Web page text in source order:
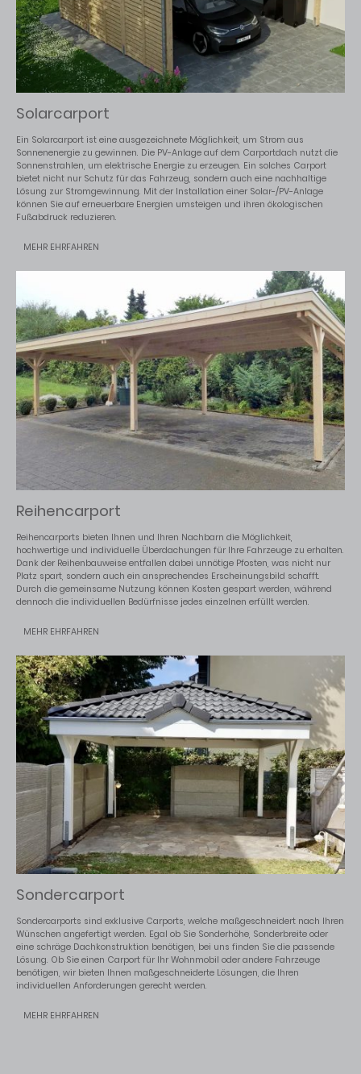
Solarcarport
Ein Solarcarport ist eine ausgezeichnete Möglichkeit, um Strom aus
Sonnenenergie zu gewinnen. Die PV-Anlage auf dem Carportdach nutzt die
Sonnenstrahlen, um elektrische Energie zu erzeugen. Ein solches Carport
bietet nicht nur Schutz für das Fahrzeug, sondern auch eine nachhaltige
Lösung zur Stromgewinnung. Mit der Installation einer Solar-/PV-Anlage
können Sie auf erneuerbare Energien umsteigen und ihren ökologischen
Fußabdruck reduzieren.
MEHR EHRFAHREN
Reihencarport
Reihencarports bieten Ihnen und Ihren Nachbarn die Möglichkeit,
hochwertige und individuelle Überdachungen für Ihre Fahrzeuge zu erhalten.
Dank der Reihenbauweise entfallen dabei unnötige Pfosten, was nicht nur
Platz spart, sondern auch ein ansprechendes Erscheinungsbild schafft.
Durch die gemeinsame Nutzung können Kosten gespart werden, während
dennoch die individuellen Bedürfnisse jedes einzelnen erfüllt werden.
MEHR EHRFAHREN
Sondercarport
Sondercarports sind exklusive Carports, welche maßgeschneidert nach Ihren
Wünschen angefertigt werden. Egal ob Sie Sonderhöhe, Sonderbreite oder
eine schräge Dachkonstruktion benötigen, bei uns finden Sie die passende
Lösung. Ob Sie einen Carport für Ihr Wohnmobil oder andere Fahrzeuge
benötigen, wir bieten Ihnen maßgeschneiderte Lösungen, die Ihren
individuellen Anforderungen gerecht werden.
MEHR EHRFAHREN